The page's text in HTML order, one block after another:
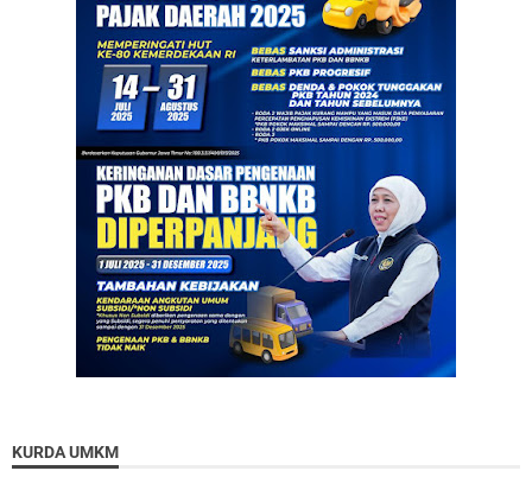
KURDA UMKM